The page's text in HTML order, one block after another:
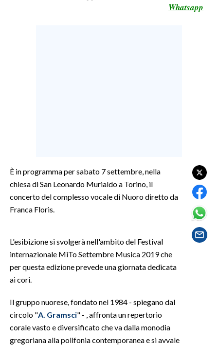
TENNIS
SPETTACOLI
SARDI NEL MONDO
Whatsapp
È in programma per sabato 7 settembre, nella
chiesa di San Leonardo Murialdo a Torino, il
concerto del complesso vocale di Nuoro diretto da
Franca Floris.
L'esibizione si svolgerà nell'ambito del Festival
internazionale MiTo Settembre Musica 2019 che
per questa edizione prevede una giornata dedicata
ai cori.
Il gruppo nuorese, fondato nel 1984 - spiegano dal
circolo "A. Gramsci" - , affronta un repertorio
corale vasto e diversificato che va dalla monodia
gregoriana alla polifonia contemporanea e si avvale